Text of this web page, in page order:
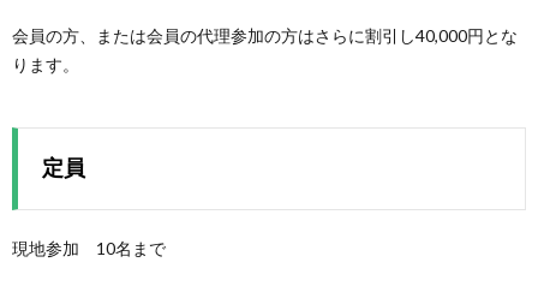
会員の方、または会員の代理参加の方はさらに割引し40,000円とな
ります。
定員
現地参加 10名まで